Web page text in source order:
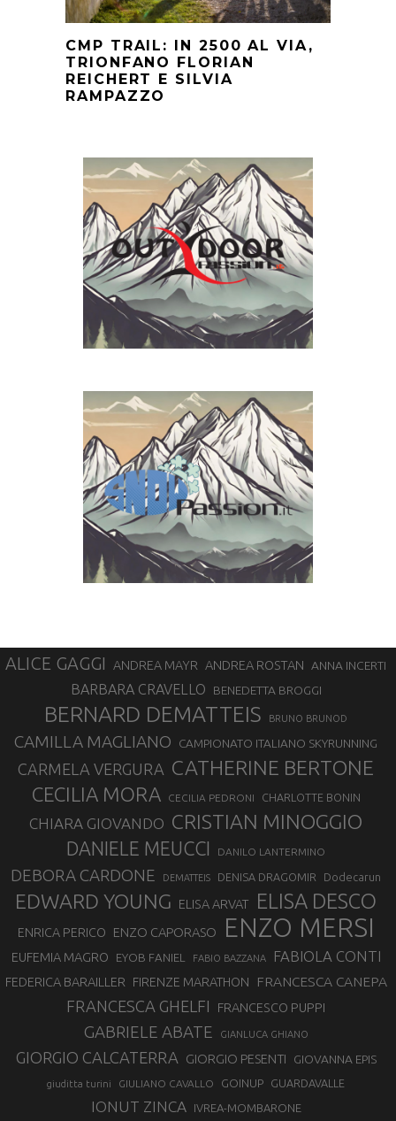
CMP TRAIL: IN 2500 AL VIA,
TRIONFANO FLORIAN
REICHERT E SILVIA
RAMPAZZO
ALICE GAGGI ANDREA MAYR ANDREA ROSTAN ANNA INCERTI
BARBARA CRAVELLO BENEDETTA BROGGI
BERNARD DEMATTEIS BRUNO BRUNOD
CAMILLA MAGLIANO CAMPIONATO ITALIANO SKYRUNNING
CARMELA VERGURA CATHERINE BERTONE
CECILIA MORA CECILIA PEDRONI CHARLOTTE BONIN
CHIARA GIOVANDO CRISTIAN MINOGGIO
DANIELE MEUCCI DANILO LANTERMINO
DEBORA CARDONE DEMATTEIS DENISA DRAGOMIR Dodecarun
EDWARD YOUNG ELISA ARVAT ELISA DESCO
ENRICA PERICO ENZO CAPORASO ENZO MERSI
EUFEMIA MAGRO EYOB FANIEL FABIO BAZZANA FABIOLA CONTI
FEDERICA BARAILLER FIRENZE MARATHON FRANCESCA CANEPA
FRANCESCA GHELFI FRANCESCO PUPPI
GABRIELE ABATE GIANLUCA GHIANO
GIORGIO CALCATERRA GIORGIO PESENTI GIOVANNA EPIS
giuditta turini GIULIANO CAVALLO GOINUP GUARDAVALLE
IONUT ZINCA IVREA-MOMBARONE